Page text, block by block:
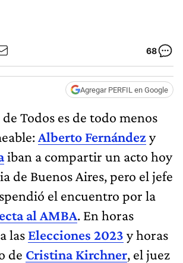
68
Agregar PERFIL en Google
Todos es de todo menos
Alberto Fernándezy
iban a compartir un acto hoy
de Buenos Aires, pero el jefe
el encuentro por la
al AMBA. En horas
las Elecciones 2023 y horas
de Cristina Kirchner, el juez